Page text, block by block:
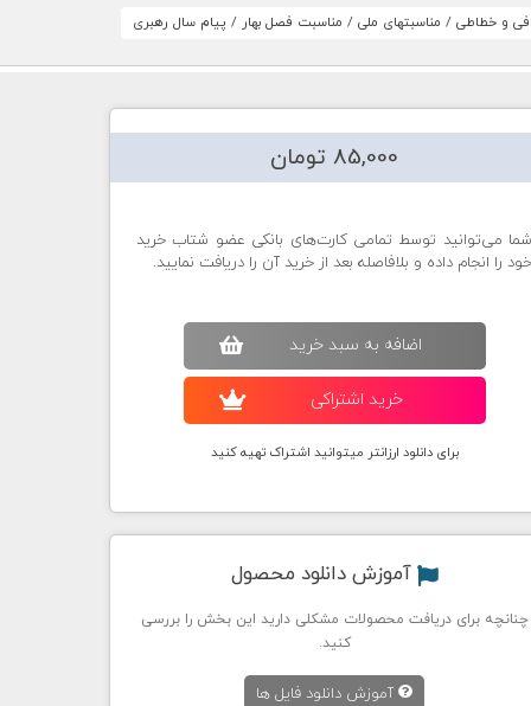
و خطاطی / مناسبتهای ملی / مناسبت فصل بهار / پیام سال رهبری
85,000 تومان
شما می‌توانید توسط تمامی کارت‌های بانکی عضو شتاب خرید
خود را انجام داده و بلافاصله بعد از خرید آن را دریافت نمایید.
اضافه به سبد خريد
خريد اشتراکی
برای دانلود ارزانتر میتوانید اشتراک تهیه کنید
آموزش دانلود محصول
چنانچه برای دریافت محصولات مشکلی دارید این بخش را بررسی
کنید.
آموزش دانلود فایل ها